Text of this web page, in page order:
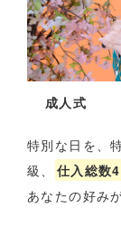
成人式
特別な日を、
級、
仕入総数
あなたの好み